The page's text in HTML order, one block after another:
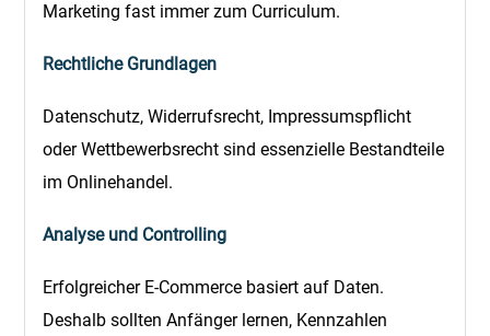
Marketing fast immer zum Curriculum.
Rechtliche Grundlagen
Datenschutz, Widerrufsrecht, Impressumspflicht
oder Wettbewerbsrecht sind essenzielle Bestandteile
im Onlinehandel.
Analyse und Controlling
Erfolgreicher E-Commerce basiert auf Daten.
Deshalb sollten Anfänger lernen, Kennzahlen